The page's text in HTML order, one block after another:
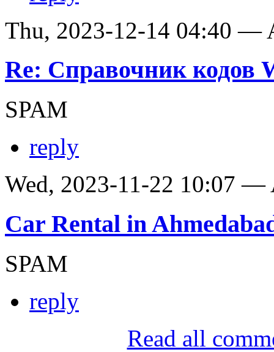
Thu, 2023-12-14 04:40 —
Re: Справочник кодов
SPAM
reply
Wed, 2023-11-22 10:07 —
Car Rental in
SPAM
reply
Read all